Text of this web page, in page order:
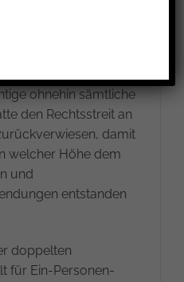
Ein-Personen-
Haushalt tatsächlich
ohnehin sämtliche
den Rechtsstreit an
damit
welcher Höhe dem
und
entstanden
doppelten
für Ein-Personen-